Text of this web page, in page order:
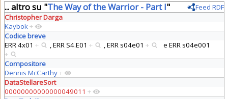
... altro su "The Way of the Warrior - Part I"
Feed RDF
Christopher Darga
Kaybok+
Codice breve
ERR 4x01 + ,ERR S4.E01 + ,ERR s04e01 + e ERR s04e001
+
Compositore
Dennis McCarthy+
DataStellareSort
00000000000000049011 +